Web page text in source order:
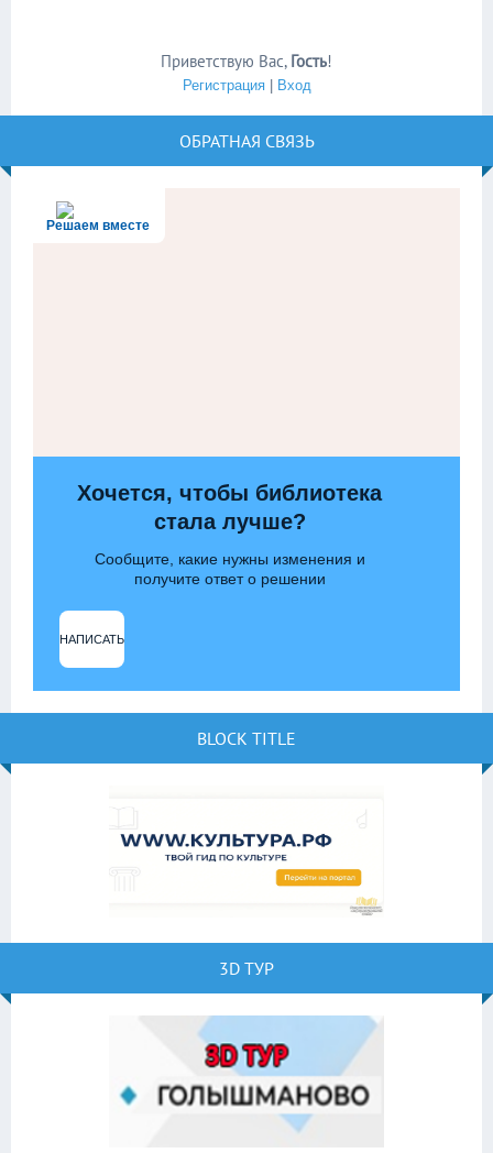
Приветствую Вас, Гость!
Регистрация| Вход
ОБРАТНАЯ СВЯЗЬ
Решаем вместе
Хочется, чтобы библиотека
стала лучше?
Сообщите, какие нужны изменения и
получите ответ о решении
НАПИСАТЬ
BLOCK TITLE
3D ТУР